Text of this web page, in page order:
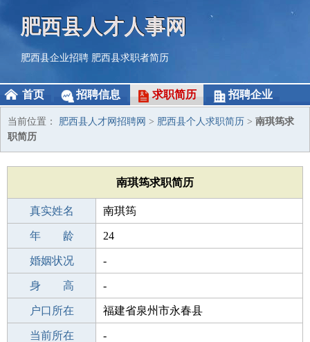
肥西县人才人事网
肥西县企业招聘 肥西县求职者简历
首页 招聘信息 求职简历 招聘企业
当前位置： 肥西县人才网招聘网 > 肥西县个人求职简历 > 南琪筠求
职简历
南琪筠求职简历
真实姓名 南琪筠
性 别 女
年 龄 24
出生年月 2002-06-12
婚姻状况 -
学 历 专科
身 高 -
毕业学校 专科
户口所在 福建省泉州市永春县
所学专业 -
当前所在 -